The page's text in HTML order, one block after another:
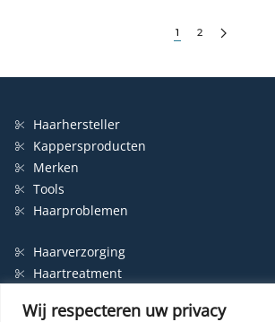
Wij respecteren uw privacy
1 2
Haarhersteller
Kappersproducten
Merken
Tools
Haarproblemen
Haarverzorging
Haartreatment
Styling